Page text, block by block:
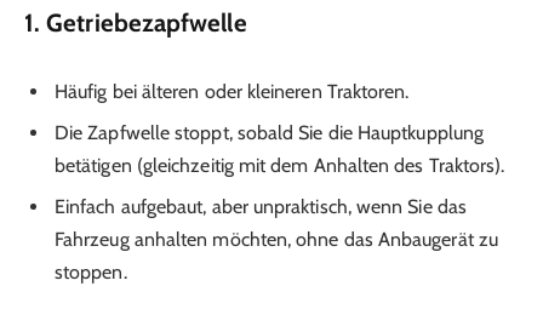
1. Getriebezapfwelle
Häufig bei älteren oder kleineren Traktoren.
Die Zapfwelle stoppt, sobald Sie die Hauptkupplung
betätigen (gleichzeitig mit dem Anhalten des Traktors).
Einfach aufgebaut, aber unpraktisch, wenn Sie das
Fahrzeug anhalten möchten, ohne das Anbaugerät zu
stoppen.